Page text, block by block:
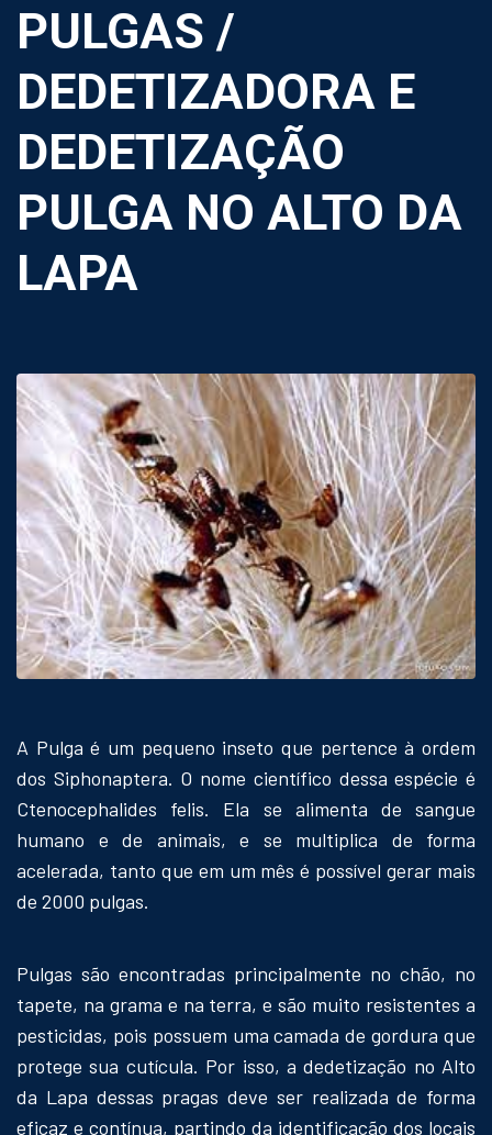
PULGAS /
DEDETIZADORA E
DEDETIZAÇÃO
PULGA NO ALTO DA
LAPA
A Pulga é um pequeno inseto que pertence à ordem
dos Siphonaptera. O nome científico dessa espécie é
Ctenocephalides felis. Ela se alimenta de sangue
humano e de animais, e se multiplica de forma
acelerada, tanto que em um mês é possível gerar mais
de 2000 pulgas.
Pulgas são encontradas principalmente no chão, no
tapete, na grama e na terra, e são muito resistentes a
pesticidas, pois possuem uma camada de gordura que
protege sua cutícula. Por isso, a dedetização no Alto
da Lapa dessas pragas deve ser realizada de forma
eficaz e contínua, partindo da identificação dos locais